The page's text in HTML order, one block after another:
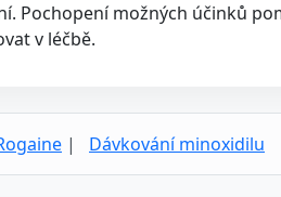
Pochopení možných účinků
v léčbě.
| Dávkování minoxidilu